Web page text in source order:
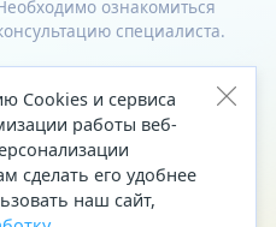
ознакомиться
специалиста.
(вход в здание со стороны
Cookies и сервиса
работы веб-
сделать его удобнее
наш сайт,